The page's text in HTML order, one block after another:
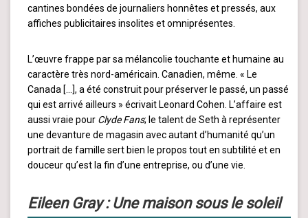
cantines bondées de journaliers honnêtes et pressés, aux
affiches publicitaires insolites et omniprésentes.
L’œuvre frappe par sa mélancolie touchante et humaine au
caractère très nord-américain. Canadien, même. « Le
Canada […], a été construit pour préserver le passé, un passé
qui est arrivé ailleurs » écrivait Leonard Cohen. L’affaire est
aussi vraie pour Clyde Fans; le talent de Seth à représenter
une devanture de magasin avec autant d’humanité qu’un
portrait de famille sert bien le propos tout en subtilité et en
douceur qu’est la fin d’une entreprise, ou d’une vie.
Eileen Gray : Une maison sous le soleil